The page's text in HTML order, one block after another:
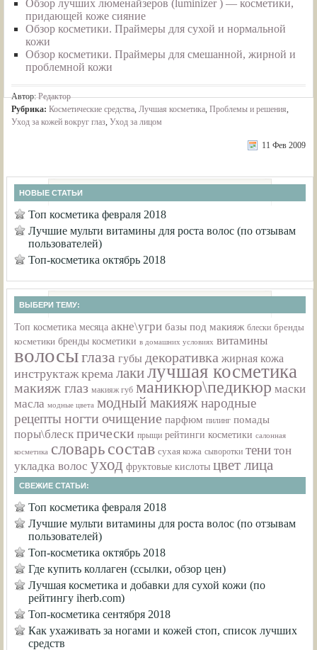
Обзор лучших люменайзеров (luminizer ) — косметики,
придающей коже сияние
Обзор косметики. Праймеры для сухой и нормальной
кожи
Обзор косметики. Праймеры для смешанной, жирной и
проблемной кожи
Автор:Редактор
Рубрика: Косметические средства, Лучшая косметика, Проблемы и решения,
Уход за кожей вокруг глаз, Уход за лицом
11 Фев 2009
НОВЫЕ СТАТЬИ
Топ косметика февраля 2018
Лучшие мульти витамины для роста волос (по отзывам
пользователей)
Топ-косметика октябрь 2018
ВЫБЕРИ ТЕМУ:
Топ косметика месяца акне\угри базы под макияж блески бренды
косметики бренды косметики в домашних условиях витамины
волосыглаза губы декоративка жирная кожа
инструктаж крема лакилучшая косметика
макияж глаз макияж губ маникюр\педикюр маски
масла модные цвета модный макияж народные
рецепты ногти очищение парфюм пилинг помады
поры\блеск прически прыщи рейтинги косметики салонная
косметика словарьсостав сухая кожа сыворотки тени тон
укладка волос уход фруктовые кислоты цвет лица
СВЕЖИЕ СТАТЬИ:
Топ косметика февраля 2018
Лучшие мульти витамины для роста волос (по отзывам
пользователей)
Топ-косметика октябрь 2018
Где купить коллаген (ссылки, обзор цен)
Лучшая косметика и добавки для сухой кожи (по
рейтингу iherb.com)
Топ-косметика сентября 2018
Как ухаживать за ногами и кожей стоп, список лучших
средств